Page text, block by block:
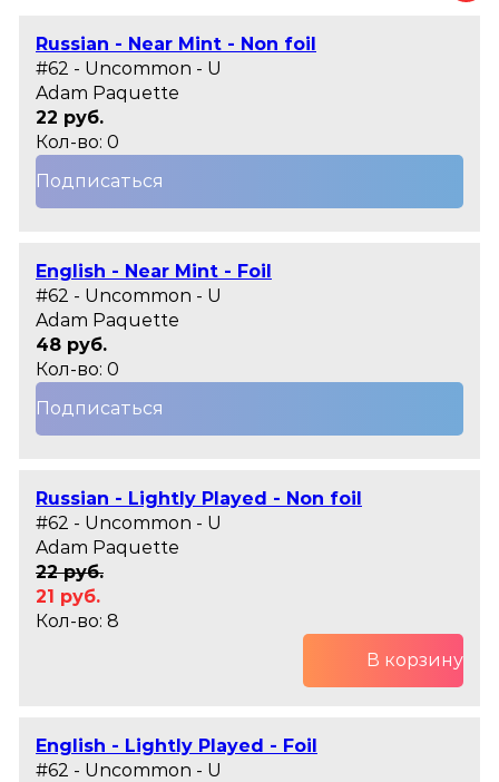
Russian - Near Mint - Non foil
#62 - Uncommon - U
Adam Paquette
22 руб.
Кол-во: 0
Подписаться
English - Near Mint - Foil
#62 - Uncommon - U
Adam Paquette
48 руб.
Кол-во: 0
Подписаться
Russian - Lightly Played - Non foil
#62 - Uncommon - U
Adam Paquette
22 руб.
21 руб.
Кол-во: 8
В корзину
English - Lightly Played - Foil
#62 - Uncommon - U